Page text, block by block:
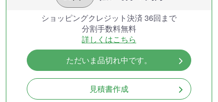
ショッピングクレジット決済 36回まで
分割手数料無料
詳しくはこちら
ただいま品切れ中です。
見積書作成